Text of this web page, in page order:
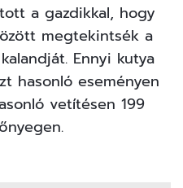
a gazdikkal, hogy
megtekintsék a
Ennyi kutya
hasonló eseményen
vetítésen 199